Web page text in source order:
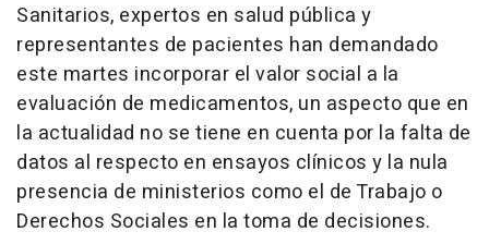
Sanitarios, expertos en salud pública y
representantes de pacientes han demandado
este martes incorporar el valor social a la
evaluación de medicamentos, un aspecto que en
la actualidad no se tiene en cuenta por la falta de
datos al respecto en ensayos clínicos y la nula
presencia de ministerios como el de Trabajo o
Derechos Sociales en la toma de decisiones.